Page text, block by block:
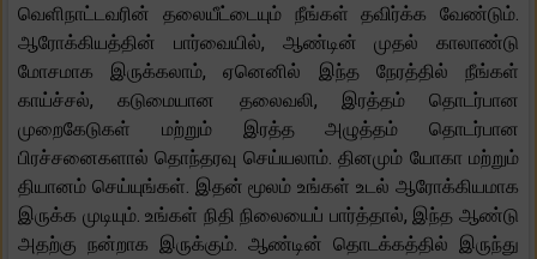
வெளிநாட்டவரின் தலையீட்டையும் நீங்கள் தவிர்க்க வேண்டும்.
ஆரோக்கியத்தின் பார்வையில், ஆண்டின் முதல் காலாண்டு
மோசமாக இருக்கலாம், ஏனெனில் இந்த நேரத்தில் நீங்கள்
காய்ச்சல், கடுமையான தலைவலி, இரத்தம் தொடர்பான
முறைகேடுகள் மற்றும் இரத்த அழுத்தம் தொடர்பான
பிரச்சனைகளால் தொந்தரவு செய்யலாம். தினமும் யோகா மற்றும்
தியானம் செய்யுங்கள். இதன் மூலம் உங்கள் உடல் ஆரோக்கியமாக
இருக்க முடியும். உங்கள் நிதி நிலையைப் பார்த்தால், இந்த ஆண்டு
அதற்கு நன்றாக இருக்கும். ஆண்டின் தொடக்கத்தில் இருந்து